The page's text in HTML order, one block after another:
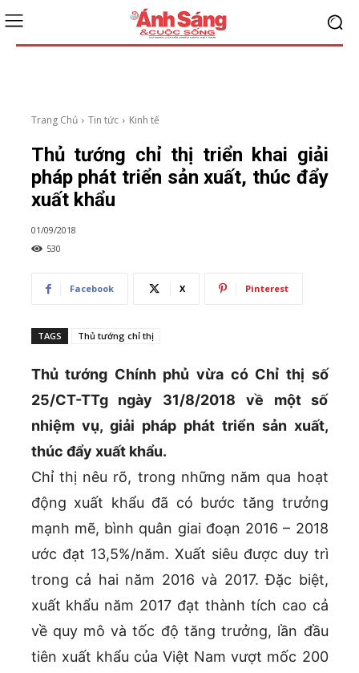
Trang Chủ Tin tức Kinh tế
Thủ tướng chỉ thị triển khai giải
pháp phát triển sản xuất, thúc đẩy
xuất khẩu
01/09/2018
530
Facebook X Pinterest
TAGS Thủ tướng chỉ thị
Thủ tướng Chính phủ vừa có Chỉ thị số
25/CT-TTg ngày 31/8/2018 về một số
nhiệm vụ, giải pháp phát triển sản xuất,
thúc đẩy xuất khẩu.
Chỉ thị nêu rõ, trong những năm qua hoạt
động xuất khẩu đã có bước tăng trưởng
mạnh mẽ, bình quân giai đoạn 2016 – 2018
ước đạt 13,5%/năm. Xuất siêu được duy trì
trong cả hai năm 2016 và 2017. Đặc biệt,
xuất khẩu năm 2017 đạt thành tích cao cả
về quy mô và tốc độ tăng trưởng, lần đầu
tiên xuất khẩu của Việt Nam vượt mốc 200